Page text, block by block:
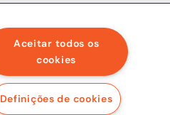
Av. Marcos
Aceitar todos os
cookies
Definições de cookies